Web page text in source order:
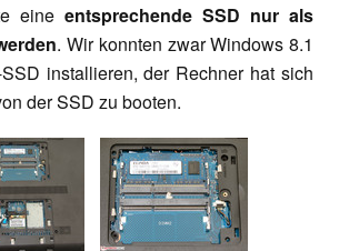
eine entsprechende SSD nur als
. Wir konnten zwar Windows 8.1
installieren, der Rechner hat sich
der SSD zu booten.